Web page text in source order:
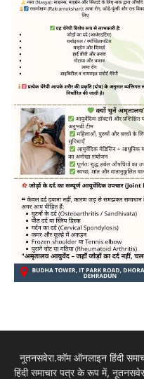
नूतनसवेरा.कॉम ऑनलाइन हिंदी
हिंदी समाचार पत्र के रूप में,